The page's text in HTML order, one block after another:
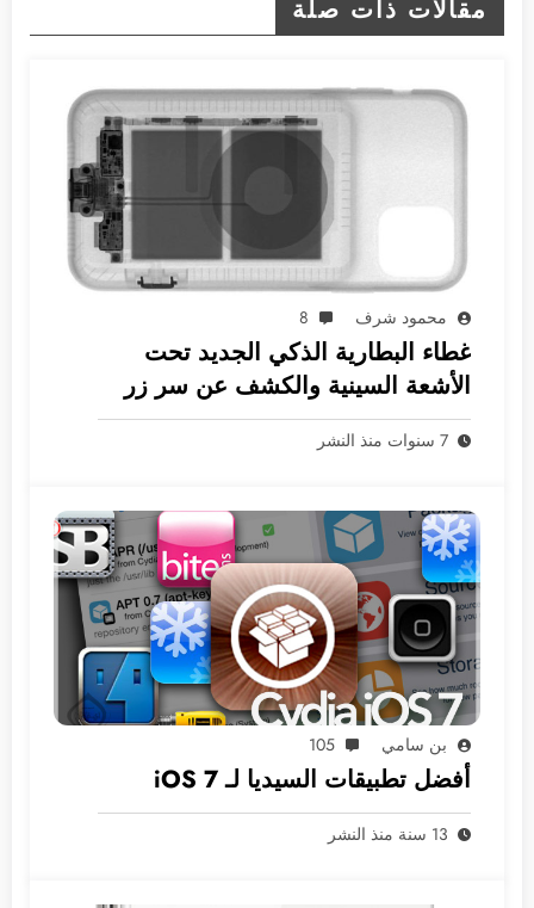
مقالات ذات صلة
محمود شرف 8
غطاء البطارية الذكي الجديد تحت
الأشعة السينية والكشف عن سر زر
الكاميرا
7 سنوات منذ النشر
بن سامي 105
أفضل تطبيقات السيديا لـ iOS 7
13 سنة منذ النشر